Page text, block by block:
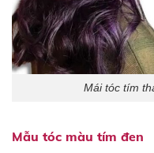
Mái tóc tím
Mẫu tóc màu tím đen